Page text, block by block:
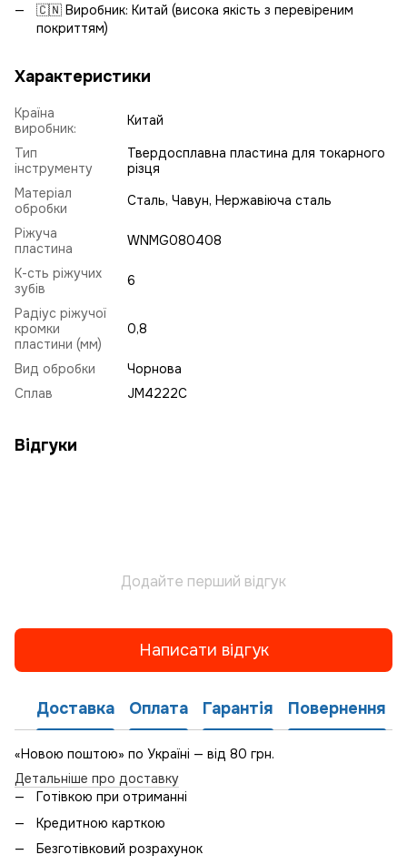
🇨🇳 Виробник: Китай (висока якість з перевіреним
покриттям)
Характеристики
Країна
виробник:
Китай
Тип
інструменту
Твердосплавна пластина для токарного
різця
Матеріал
обробки
Сталь, Чавун, Нержавіюча сталь
Ріжуча
пластина
WNMG080408
К-сть ріжучих
зубів
6
Радіус ріжучої
кромки
пластини (мм)
0,8
Вид обробки
Чорнова
Сплав
JM4222C
Відгуки
Додайте перший відгук
Написати відгук
Доставка Оплата Гарантія Повернення
«Новою поштою» по Україні — від 80 грн.
Детальніше про доставку
Готівкою при отриманні
Кредитною карткою
Безготівковий розрахунок